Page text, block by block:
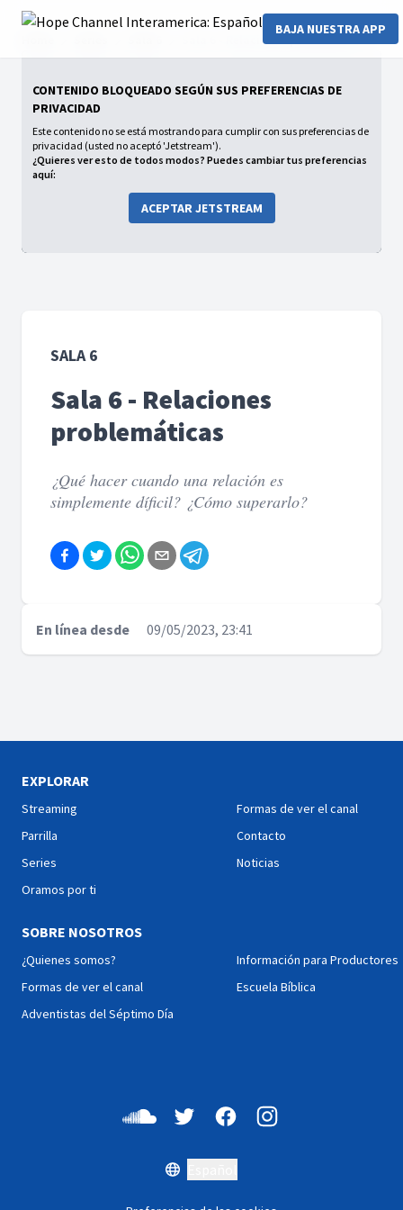
BAJA NUESTRA APP
Sala 6 - Relaciones problemáticas
CONTENIDO BLOQUEADO SEGÚN SUS PREFERENCIAS DE
PRIVACIDAD
Este contenido no se está mostrando para cumplir con sus preferencias de
privacidad (usted no aceptó 'Jetstream').
¿Quieres ver esto de todos modos? Puedes cambiar tus preferencias
aquí:
ACEPTAR JETSTREAM
SALA 6
Sala 6 - Relaciones
problemáticas
¿Qué hacer cuando una relación es
simplemente díficil? ¿Cómo superarlo?
En línea desde 09/05/2023, 23:41
EXPLORAR
Streaming
Parrilla
Series
Oramos por ti
Formas de ver el canal
Contacto
Noticias
SOBRE NOSOTROS
¿Quienes somos?
Formas de ver el canal
Adventistas del Séptimo Día
Información para Productores
Escuela Bíblica